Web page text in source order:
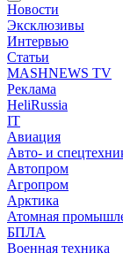
Новости
Эксклюзивы
Интервью
Статьи
MASHNEWS TV
Реклама
HeliRussia
IT
Авиация
Авто- и
Автопром
Агропром
Арктика
Атомная
БПЛА
Военная техника